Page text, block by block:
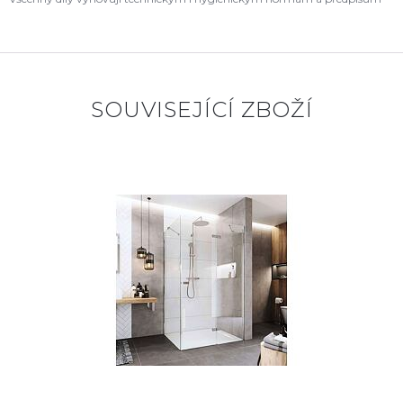
SOUVISEJÍCÍ ZBOŽÍ